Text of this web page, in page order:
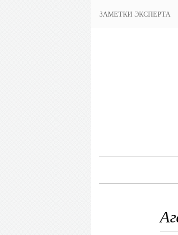
ЗАМЕТКИ ЭКСПЕРТА